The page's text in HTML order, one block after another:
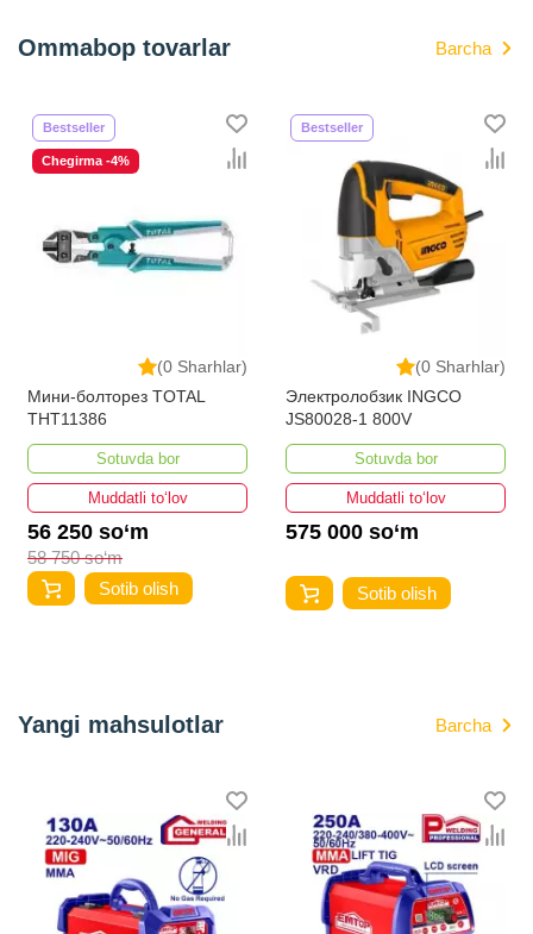
Ommabop tovarlar Barcha
(0 Sharhlar)
Bestseller
Chegirma -4%
Мини-болторез TOTAL
THT11386
Sotuvda bor
Muddatli to‘lov
56 250 so‘m
58 750 so‘m
Sotib olish
(0 Sharhlar)
Bestseller
Электролобзик INGCO
JS80028-1 800V
Sotuvda bor
Muddatli to‘lov
575 000 so‘m
Sotib olish
Yangi mahsulotlar Barcha